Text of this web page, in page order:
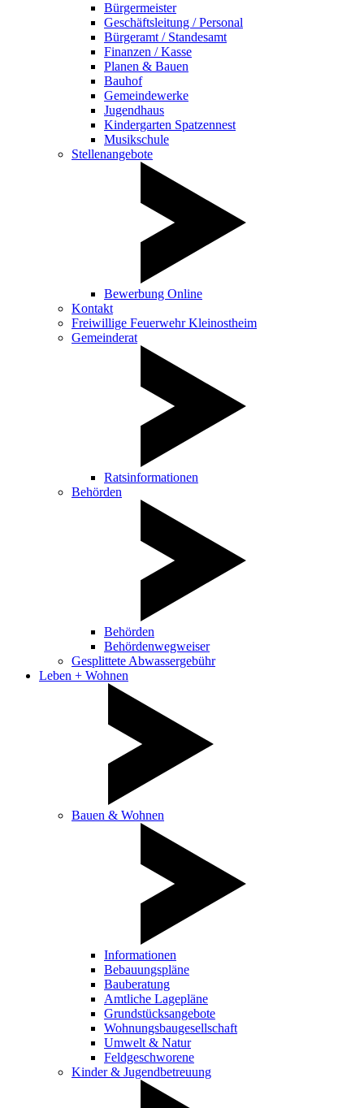
Bürgermeister
Geschäftsleitung / Personal
Bürgeramt / Standesamt
Finanzen / Kasse
Planen & Bauen
Bauhof
Gemeindewerke
Jugendhaus
Kindergarten Spatzennest
Musikschule
Stellenangebote
Bewerbung Online
Kontakt
Freiwillige Feuerwehr Kleinostheim
Gemeinderat
Ratsinformationen
Behörden
Behörden
Behördenwegweiser
Gesplittete Abwassergebühr
Leben + Wohnen
Bauen & Wohnen
Informationen
Bebauungspläne
Bauberatung
Amtliche Lagepläne
Grundstücksangebote
Wohnungsbaugesellschaft
Umwelt & Natur
Feldgeschworene
Kinder & Jugendbetreuung